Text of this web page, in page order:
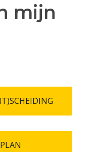
mijn